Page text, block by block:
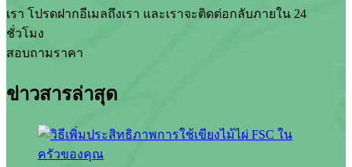
เรา โปรดฝากอีเมลถึงเรา และเราจะติดต่อกลับภายใน 24
ชั่วโมง
สอบถามราคา
ข่าวสารล่าสุด